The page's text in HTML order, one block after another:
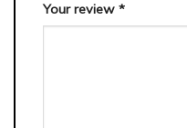
Your review *